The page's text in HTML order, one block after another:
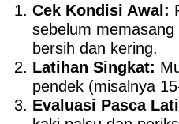
Cek Kondisi Awal:
sebelum
bersih dan kering.
Latihan Singkat:
pendek (misalnya
Evaluasi Pasca